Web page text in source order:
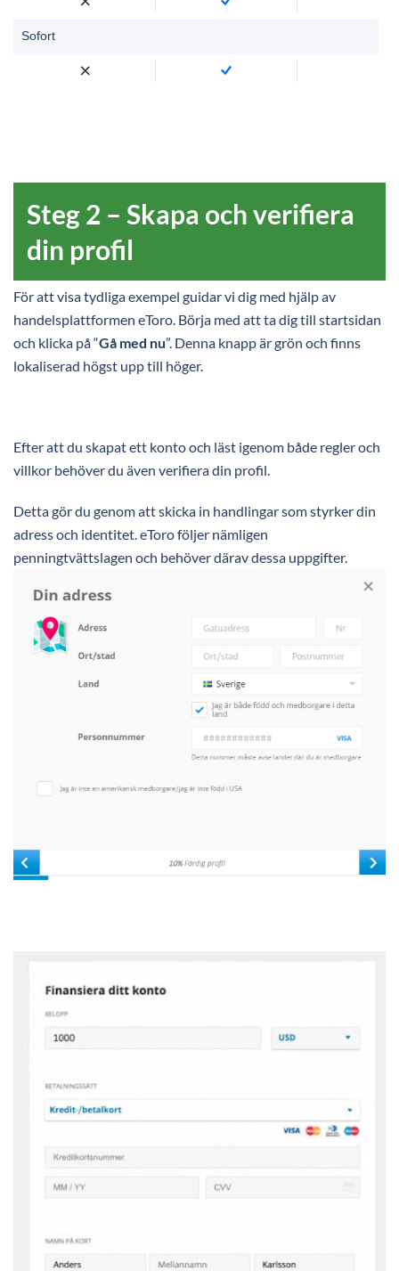
Sofort
Steg 2 – Skapa och verifiera
din profil
För att visa tydliga exempel guidar vi dig med hjälp av
handelsplattformen eToro. Börja med att ta dig till startsidan
och klicka på “Gå med nu”. Denna knapp är grön och finns
lokaliserad högst upp till höger.
Efter att du skapat ett konto och läst igenom både regler och
villkor behöver du även verifiera din profil.
Detta gör du genom att skicka in handlingar som styrker din
adress och identitet. eToro följer nämligen
penningtvättslagen och behöver därav dessa uppgifter.